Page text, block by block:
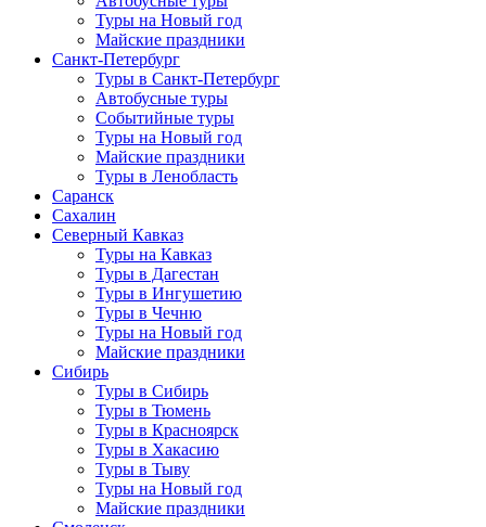
Туры на Новый год
Майские праздники
Санкт-Петербург
Туры в Санкт-Петербург
Автобусные туры
Событийные туры
Туры на Новый год
Майские праздники
Туры в Ленобласть
Саранск
Сахалин
Северный Кавказ
Туры на Кавказ
Туры в Дагестан
Туры в Ингушетию
Туры в Чечню
Туры на Новый год
Майские праздники
Сибирь
Туры в Сибирь
Туры в Тюмень
Туры в Красноярск
Туры в Хакасию
Туры в Тыву
Туры на Новый год
Майские праздники